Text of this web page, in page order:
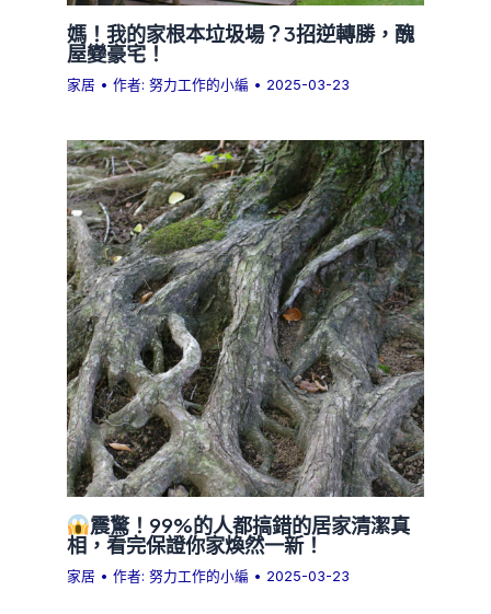
媽！我的家根本垃圾場？3招逆轉勝，醜
屋變豪宅！
家居 • 作者:努力工作的小編 • 2025-03-23
震驚！99%的人都搞錯的居家清潔真
相，看完保證你家煥然一新！
家居 • 作者:努力工作的小編 • 2025-03-23